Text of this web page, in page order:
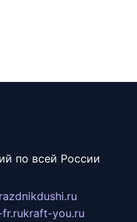
по всей России
kraft-you.ru